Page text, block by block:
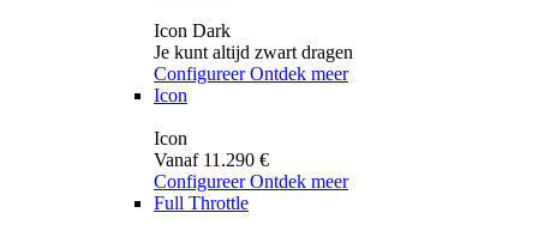
Icon Dark
Je kunt altijd zwart dragen
Configureer Ontdek meer
Icon
Icon
Vanaf 11.290 €
Configureer Ontdek meer
Full Throttle